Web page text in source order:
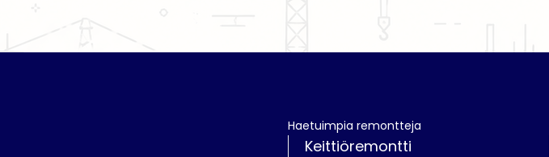
Haetuimpia remontteja
Keittiöremontti